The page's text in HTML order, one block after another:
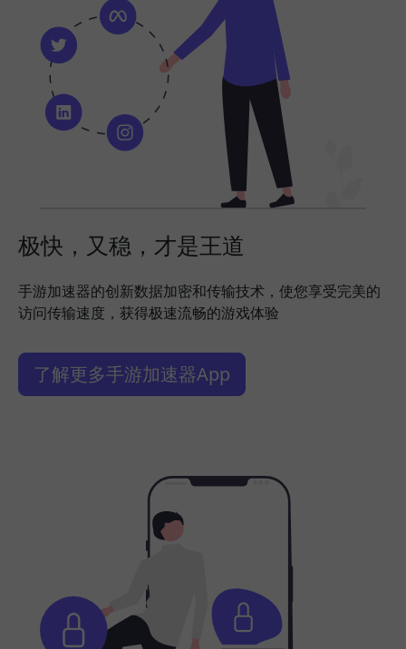
极快，又稳，才是王道
手游加速器的创新数据加密和传输技术，使您享受完美的
访问传输速度，获得极速流畅的游戏体验
了解更多手游加速器App